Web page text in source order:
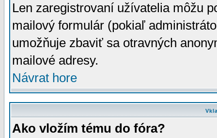
Len zaregistrovaní užívatelia môžu
mailový formulár (pokiaľ
umožňuje zbaviť sa otravných
mailové adresy.
Návrat hore
Ako vložím tému do fóra?